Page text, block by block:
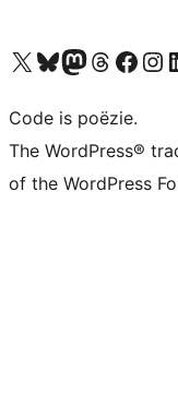
Bezoek ons X (voorheen Twitter) account
Bezoek ons Bluesky account
Bezoek ons Mastodon account
Bezoek ons Threads
Onze Facebook
Bezoek
Code is poëzie.
The WordPress®
of the WordPress